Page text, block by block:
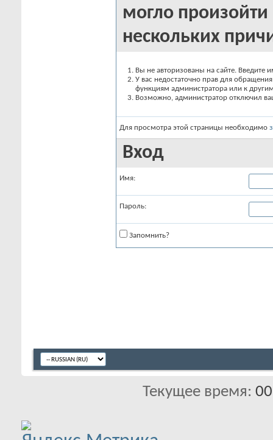
могло
нескольких
Вы не авторизованы на сайте. Введите
У вас недостаточно прав для
функциям администратора или к
Возможно, администратор отключил
Для просмотра этой страницы необходимо
Вход
Имя:
Пароль:
Запомнить?
Текущее время: